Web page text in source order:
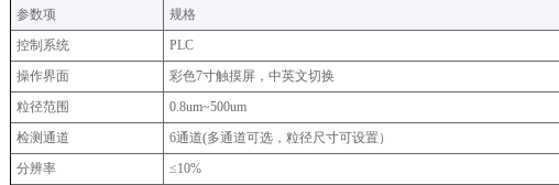
‌参数项‌
规格‌
控制系统
PLC
操作界面
彩色7寸触摸屏，中英文切换
粒径范围
0.8um~500um
检测通道
6通道(多通道可选，粒径尺寸可设置）
分辨率
≤10%